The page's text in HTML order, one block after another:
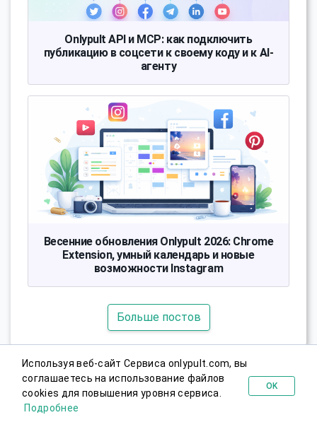
Onlypult API и MCP: как подключить
публикацию в соцсети к своему коду и к AI-
агенту
Весенние обновления Onlypult 2026: Chrome
Extension, умный календарь и новые
возможности Instagram
Больше постов
Используя веб-сайт Сервиса onlypult.com, вы
соглашаетесь на использование файлов
cookies для повышения уровня сервиса.
Подробнее
OK
Попробовать бесплатно